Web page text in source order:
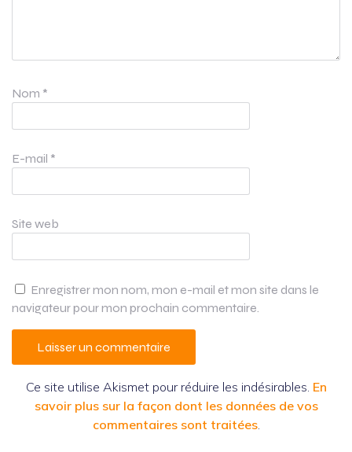
Nom *
E-mail *
Site web
Enregistrer mon nom, mon e-mail et mon site dans le
navigateur pour mon prochain commentaire.
Ce site utilise Akismet pour réduire les indésirables. En
savoir plus sur la façon dont les données de vos
commentaires sont traitées.